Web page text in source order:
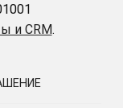
и CRM.